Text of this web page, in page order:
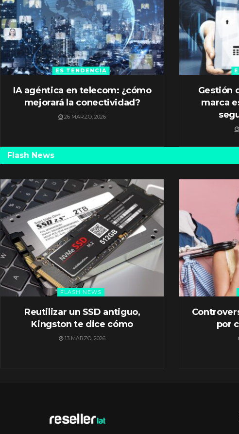
ES TENDENCIA
IA agéntica en telecom: ¿cómo
mejorará la conectividad?
26 MARZO, 2026
Gestión
marca
Flash News
FLASH NEWS
Reutilizar un SSD antiguo,
Kingston te dice cómo
13 MARZO, 2026
por